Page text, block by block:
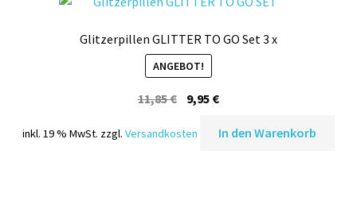
Glitzerpillen GLITTER TO GO Set 3 x
ANGEBOT!
11,85€ Ursprünglicher
war:
9,95 €Aktueller
ist:
inkl. 19 % MwSt. zzgl.Versandkosten In den Warenkorb